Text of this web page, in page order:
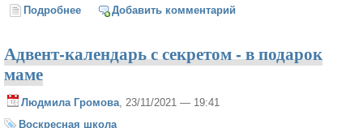
Подробнее о Мужество быть и мужество не быть
Добавить комментарий
Адвент-календарь с секретом - в подарок
маме
Людмила Громова , 23/11/2021 — 19:41
Воскресная школа